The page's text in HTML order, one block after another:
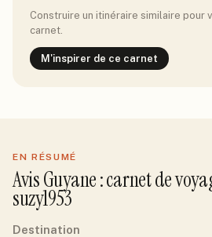
Construire un itinéraire similaire pour
carnet.
M'inspirer de ce carnet
EN RÉSUMÉ
AvisGuyane: carnet de
suzy1953
Destination